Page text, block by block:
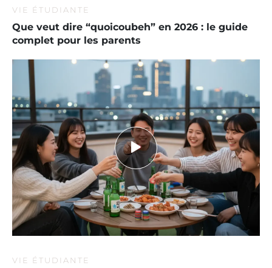
VIE ÉTUDIANTE
Que veut dire “quoicoubeh” en 2026 : le guide
complet pour les parents
VIE ÉTUDIANTE